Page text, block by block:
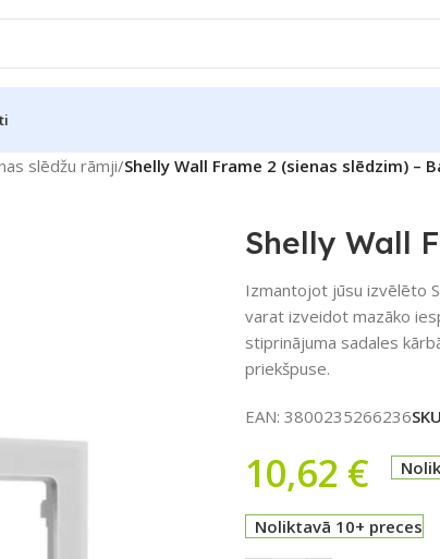
slēdžu rāmji/Shelly Wall Frame 2 (sienas slēdzim) –
Shelly Wall
Izmantojot jūsu izvēlēto
varat izveidot mazāko
stiprinājuma sadales
priekšpuse.
EAN: 3800235266236
10,62 €
Noliktavā 10+ preces